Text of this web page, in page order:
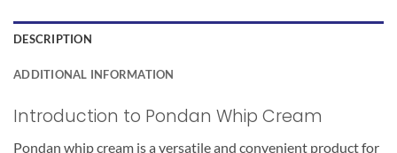
DESCRIPTION
ADDITIONAL INFORMATION
Introduction to Pondan Whip Cream
Pondan whip cream is a versatile and convenient product for